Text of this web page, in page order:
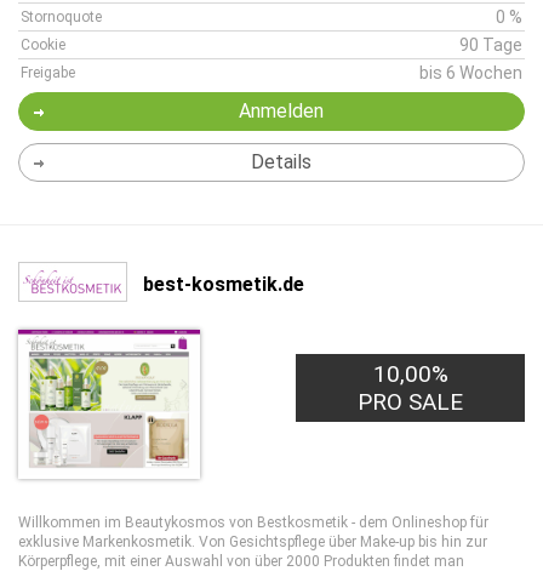
Stornoquote 0 %
Cookie 90 Tage
Freigabe bis 6 Wochen
Anmelden
Details
best-kosmetik.de
10,00%
PRO SALE
Willkommen im Beautykosmos von Bestkosmetik - dem Onlineshop für
exklusive Markenkosmetik. Von Gesichtspflege über Make-up bis hin zur
Körperpflege, mit einer Auswahl von über 2000 Produkten findet man